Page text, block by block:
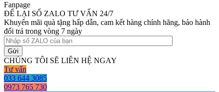
Fanpage
ĐỂ LẠI SỐ ZALO TƯ VẤN 24/7
Khuyến mãi quà tặng hấp dẫn, cam kết hàng chính hãng, bảo hành
đổi trả trong vòng 7 ngày
CHÚNG TÔI SẼ LIÊN HỆ NGAY
Tư vấn
033 644 3085
0973 765 730